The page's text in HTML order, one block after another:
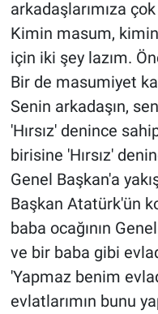
arkadaşlarımıza
Kimin masum,
için iki şey lazım.
Bir de masumiyet
Senin arkadaşın,
'Hırsız' denince
birisine 'Hırsız'
Genel Başkan'a
Başkan Atatürk'ün
baba ocağının
ve bir baba gibi
'Yapmaz benim
evlatlarımın bunu